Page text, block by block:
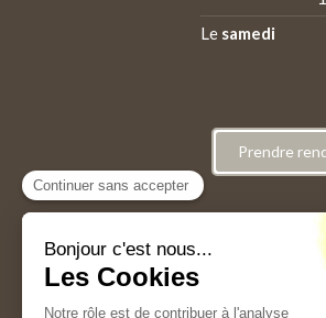
Le samedi
Prendre
Abonnez-vous
En vous